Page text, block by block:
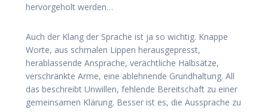
hervorgeholt werden…
Auch der Klang der Sprache ist ja so wichtig. Knappe
Worte, aus schmalen Lippen herausgepresst,
herablassende Ansprache, verächtliche Halbsätze,
verschränkte Arme, eine ablehnende Grundhaltung. All
das beschreibt Unwillen, fehlende Bereitschaft zu einer
gemeinsamen Klärung. Besser ist es, die Aussprache zu